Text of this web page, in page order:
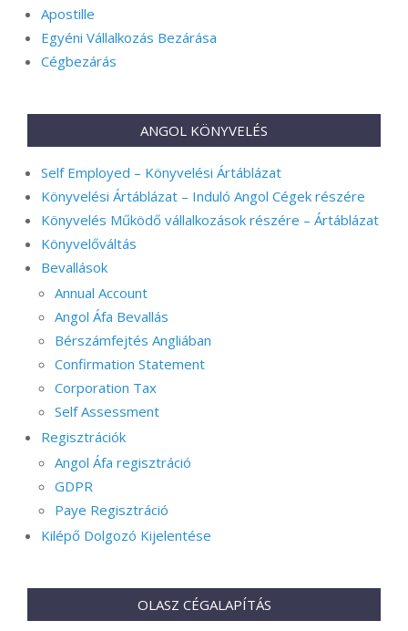
Apostille
Egyéni Vállalkozás Bezárása
Cégbezárás
ANGOL KÖNYVELÉS
Self Employed – Könyvelési Ártáblázat
Könyvelési Ártáblázat – Induló Angol Cégek részére
Könyvelés Működő vállalkozások részére – Ártáblázat
Könyvelőváltás
Bevallások
Annual Account
Angol Áfa Bevallás
Bérszámfejtés Angliában
Confirmation Statement
Corporation Tax
Self Assessment
Regisztrációk
Angol Áfa regisztráció
GDPR
Paye Regisztráció
Kilépő Dolgozó Kijelentése
OLASZ CÉGALAPÍTÁS